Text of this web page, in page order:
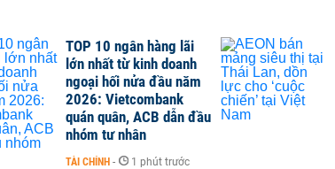
TOP 10 ngân hàng lãi
lớn nhất từ kinh doanh
ngoại hối nửa đầu năm
2026: Vietcombank
quán quân, ACB dẫn đầu
nhóm tư nhân
TÀI CHÍNH - 1 phút trước